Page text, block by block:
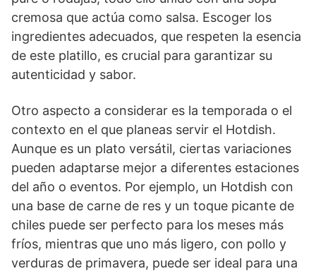
cremosa que actúa como salsa. Escoger los
ingredientes adecuados, que respeten la esencia
de este platillo, es crucial para garantizar su
autenticidad y sabor.
Otro aspecto a considerar es la temporada o el
contexto en el que planeas servir el Hotdish.
Aunque es un plato versátil, ciertas variaciones
pueden adaptarse mejor a diferentes estaciones
del año o eventos. Por ejemplo, un Hotdish con
una base de carne de res y un toque picante de
chiles puede ser perfecto para los meses más
fríos, mientras que uno más ligero, con pollo y
verduras de primavera, puede ser ideal para una